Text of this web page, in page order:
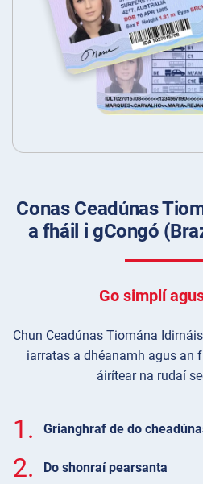
Conas Ceadúnas
a fháil i gCongó
Go simplí
Chun Ceadúnas Tiomána
iarratas a dhéanamh agus an
áirítear na rudaí
1. Grianghraf de do
2. Do shonraí pearsanta